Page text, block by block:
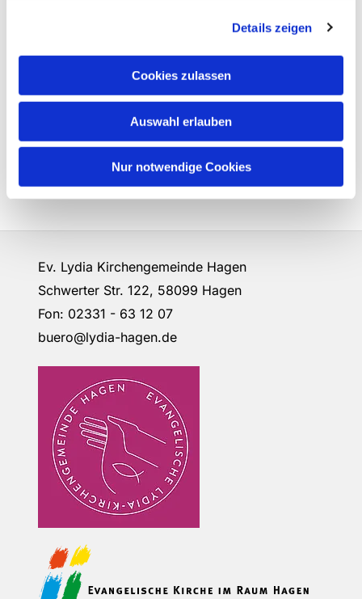
Details zeigen
Cookies zulassen
Auswahl erlauben
Nur notwendige Cookies
Ev. Lydia Kirchengemeinde Hagen
Schwerter Str. 122, 58099 Hagen
Fon: 02331 - 63 12 07
buero@lydia-hagen.de